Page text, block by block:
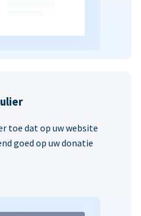
toe dat op uw website
goed op uw donatie